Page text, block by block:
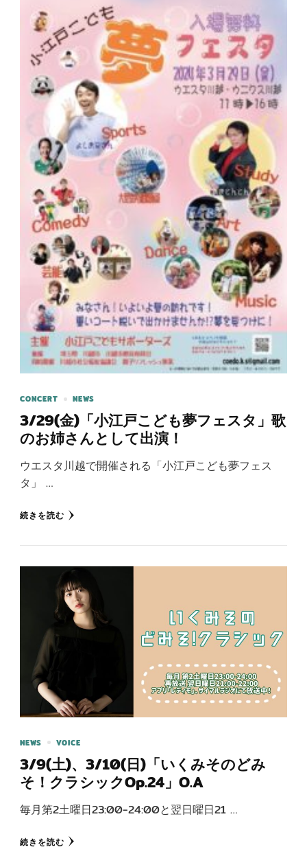
CONCERT NEWS
3/29(金)「小江戸こども夢フェスタ」歌
のお姉さんとして出演！
ウエスタ川越で開催される「小江戸こども夢フェス
タ」 …
続きを読む
NEWS VOICE
3/9(土)、3/10(日)「いくみそのどみ
そ！クラシックOp.24」O.A
毎月第2土曜日23:00-24:00と翌日曜日21 …
続きを読む